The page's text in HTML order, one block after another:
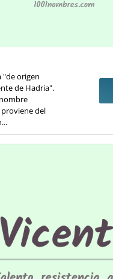
"de origen
de Hadria".
del